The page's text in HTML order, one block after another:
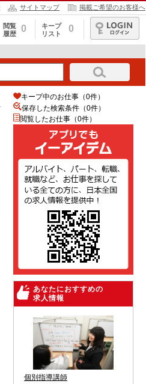
サイトマップ 掲載ご希望のお客様へ
閲覧
履歴
0
キープ
リスト
0
ログイン
キープ中のお仕事（0件）
保存した検索条件（0件）
閲覧したお仕事（0件）
あなたにおすすめの
求人情報
個別指導講師